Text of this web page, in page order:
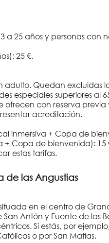
25 años y personas con
25 €.
Quedan excluidas
especiales superiores al
ofrecen con reserva
acreditación.
inmersiva + Copa de
Copa de bienvenida): 15
estas tarifas.
de las Angustias
en el centro de
Antón y Fuente de las
Si estás, por
o por San Matías.